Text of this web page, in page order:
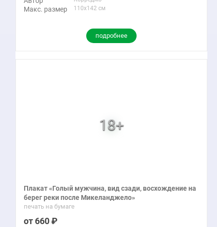
Макс. размер 110x142 см
подробнее
Плакат «Голый мужчина, вид сзади, восхождение на
берег реки после Микеланджело»
печать на бумаге
660